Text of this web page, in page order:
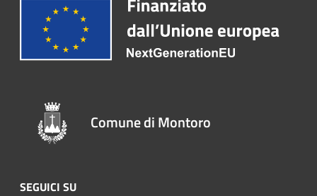
Comune di Montoro
SEGUICI SU